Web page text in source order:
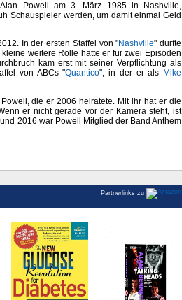
Powell am 3. März 1985 in Nashville,
Schauspieler werden, um damit einmal Geld
In der ersten Staffel von "Nashville" durfte
weitere Rolle hatte er für zwei Episoden
kam erst mit seiner Verpflichtung als
von ABCs "Quantico", in der er als Mike
die er 2006 heiratete. Mit ihr hat er die
er nicht gerade vor der Kamera steht, ist
2016 war Powell Mitglied der Band Anthem
Partnerlinks zu